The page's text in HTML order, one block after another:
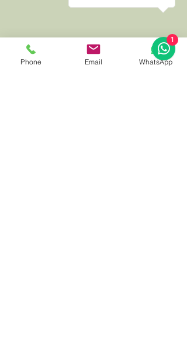
Phone Email WhatsApp
1